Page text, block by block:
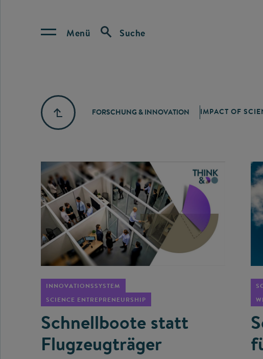
Menü Suche
FORSCHUNG & INNOVATION IMPACT OF
INNOVATIONSSYSTEM
SCIENCE ENTREPRENEURSHIP
Schnellboote statt
Flugzeugträger